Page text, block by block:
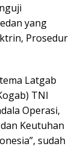
yang
Prosedur
Latgab
TNI
Operasi,
Keutuhan
sudah